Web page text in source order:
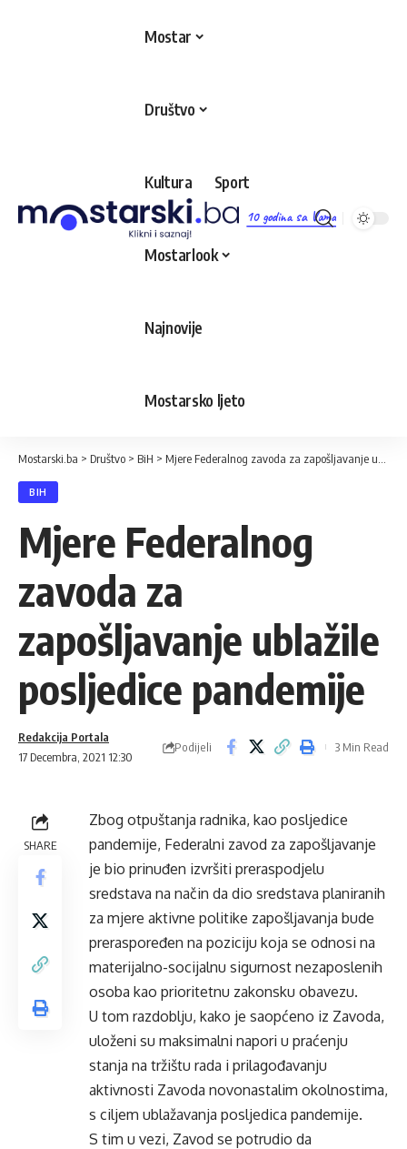
10 godina sa Vama
Mostar
Društvo
Kultura Sport
Mostarlook
Najnovije
Mostarsko ljeto
Mostarski.ba > Društvo > BiH > Mjere Federalnog zavoda za zapošljavanje ublažile posljedice pandemije
BIH
Mjere Federalnog
zavoda za
zapošljavanje ublažile
posljedice pandemije
17 Decembra, 2021 12:30
Redakcija Portala
Podijeli 3 Min Read
SHARE
Zbog otpuštanja radnika, kao posljedice
pandemije, Federalni zavod za zapošljavanje
je bio prinuđen izvršiti preraspodjelu
sredstava na način da dio sredstava planiranih
za mjere aktivne politike zapošljavanja bude
preraspoređen na poziciju koja se odnosi na
materijalno-socijalnu sigurnost nezaposlenih
osoba kao prioritetnu zakonsku obavezu.
U tom razdoblju, kako je saopćeno iz Zavoda,
uloženi su maksimalni napori u praćenju
stanja na tržištu rada i prilagođavanju
aktivnosti Zavoda novonastalim okolnostima,
s ciljem ublažavanja posljedica pandemije.
S tim u vezi, Zavod se potrudio da